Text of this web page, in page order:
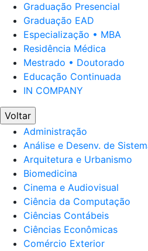
Graduação Presencial
Graduação EAD
Especialização • MBA
Residência Médica
Mestrado • Doutorado
Educação Continuada
IN COMPANY
Voltar
Administração
Análise e Desenv. de
Arquitetura e Urbanismo
Biomedicina
Cinema e Audiovisual
Ciência da Computação
Ciências Contábeis
Ciências Econômicas
Comércio Exterior